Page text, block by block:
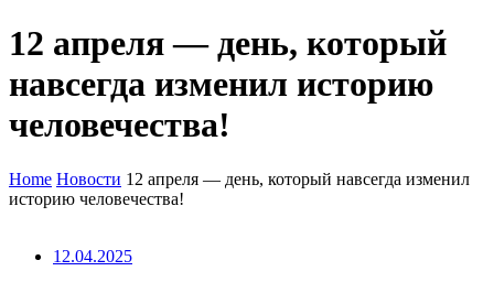
12 апреля — день, который
навсегда изменил историю
человечества!
Home Новости 12 апреля — день, который навсегда изменил
историю человечества!
12.04.2025